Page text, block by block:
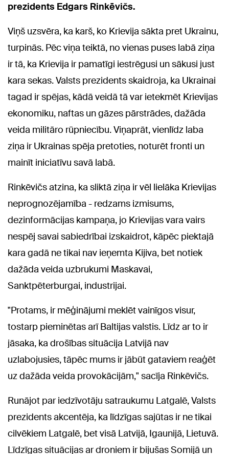
prezidents Edgars Rinkēvičs.
Viņš uzsvēra, ka karš, ko Krievija sākta pret Ukrainu,
turpinās. Pēc viņa teiktā, no vienas puses labā ziņa
ir tā, ka Krievija ir pamatīgi iestrēgusi un sākusi just
kara sekas. Valsts prezidents skaidroja, ka Ukrainai
tagad ir spējas, kādā veidā tā var ietekmēt Krievijas
ekonomiku, naftas un gāzes pārstrādes, dažāda
veida militāro rūpniecību. Viņaprāt, vienlīdz laba
ziņa ir Ukrainas spēja pretoties, noturēt fronti un
mainīt iniciatīvu savā labā.
Rinkēvičs atzina, ka sliktā ziņa ir vēl lielāka Krievijas
neprognozējamība - redzams izmisums,
dezinformācijas kampaņa, jo Krievijas vara vairs
nespēj savai sabiedrībai izskaidrot, kāpēc piektajā
kara gadā ne tikai nav ieņemta Kijiva, bet notiek
dažāda veida uzbrukumi Maskavai,
Sanktpēterburgai, industrijai.
"Protams, ir mēģinājumi meklēt vainīgos visur,
tostarp pieminētas arī Baltijas valstis. Līdz ar to ir
jāsaka, ka drošības situācija Latvijā nav
uzlabojusies, tāpēc mums ir jābūt gataviem reaģēt
uz dažāda veida provokācijām," sacīja Rinkēvičs.
Runājot par iedzīvotāju satraukumu Latgalē, Valsts
prezidents akcentēja, ka līdzīgas sajūtas ir ne tikai
cilvēkiem Latgalē, bet visā Latvijā, Igaunijā, Lietuvā.
Līdzīgas situācijas ar droniem ir bijušas Somijā un